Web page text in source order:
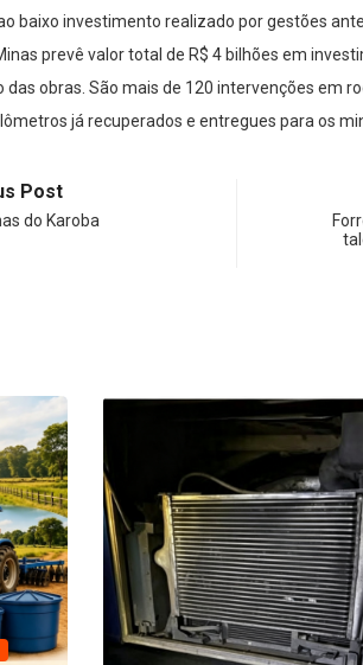
baixo investimento realizado por gestões
prevê valor total de R$ 4 bilhões em
obras. São mais de 120 intervenções em
já recuperados e entregues para os
Post
do Karoba
DESTAQUE POLÍCIA
Fé usada como arma:
deixa vítima...
7 de agosto de 2026